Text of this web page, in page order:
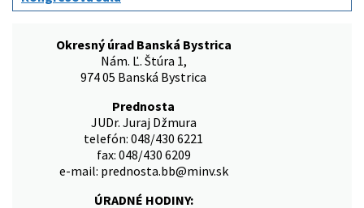
Okresný úrad Banská Bystrica
Nám. Ľ. Štúra 1,
974 05 Banská Bystrica
Prednosta
JUDr. Juraj Džmura
telefón: 048/430 6221
fax: 048/430 6209
e-mail: prednosta.bb@minv.sk
ÚRADNÉ HODINY: